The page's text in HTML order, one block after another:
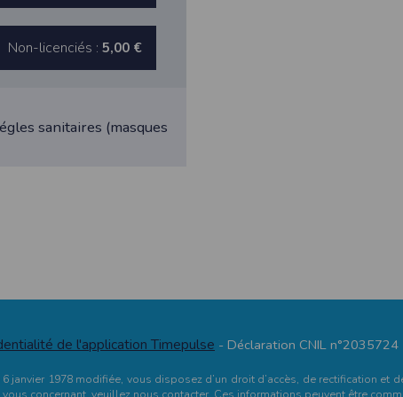
Non-licenciés : 5,00 €
sanitaires (masques
de l'application Timepulse - Déclaration CNIL n°2035724
1978 modifiée, vous disposez d’un droit d’accès, de rectification et
concernant, veuillez nous contacter. Ces informations peuvent être
les résultats sont transmis à la Fédération Française
Déclaration CNIL n°
» du 6 janvier 1978 modifiée, vous disposez d’un droit d’accès
concernant
appareil lorsque vous n'utilisez pas l'application, mais afin de fournir